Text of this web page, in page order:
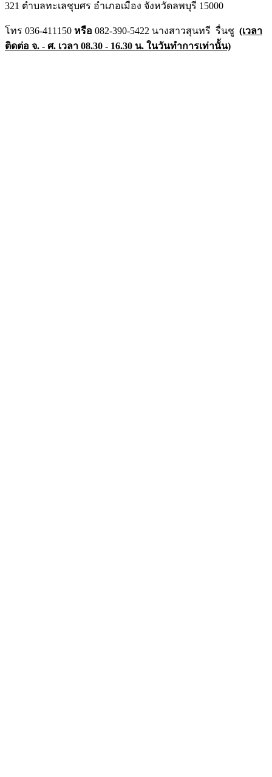
321 ตำบลทะเลชุบศร อำเภอเมือง จังหวัดลพบุรี 15000
โทร 036-411150 หรือ 082-390-5422 นางสาวสุนทรี รื่นชู (เวลา
ติดต่อ จ. - ศ. เวลา 08.30 - 16.30 น. ในวันทำการเท่านั้น)